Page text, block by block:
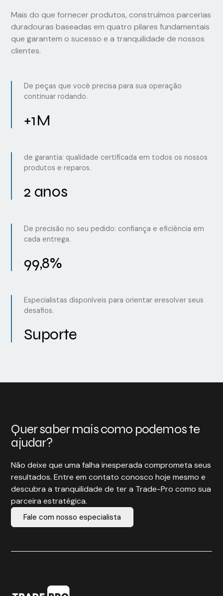
Mais do que fornecer produtos, construímos parcerias
duradouras baseadas em quatro pilares fundamentais
que garantem o sucesso e a tranquilidade de nossos
clientes.
De peças que você precisa para sua operação
continuar rodando.
+1M
de garantia: qualidade certificada em todos os nossos
produtos e reparos.
2 anos
De precisão no seu pedido: confiança e eficiência em
cada entrega.
99,8%
Especialistas disponíveis para orientar eresolver seus
desafios.
Suporte
Quer saber mais como podemos te
ajudar?
Não deixe que uma falha inesperada comprometa seus
resultados. Entre em contato conosco hoje mesmo e
descubra a tranquilidade de ter a Trade-Pro como sua
parceira estratégica.
Fale com nosso especialista